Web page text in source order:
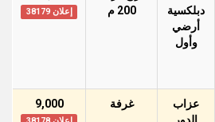
دبلكسية
أرضي
وأول
200 م
إعلان 38179
عزاب
غرفة 9,000